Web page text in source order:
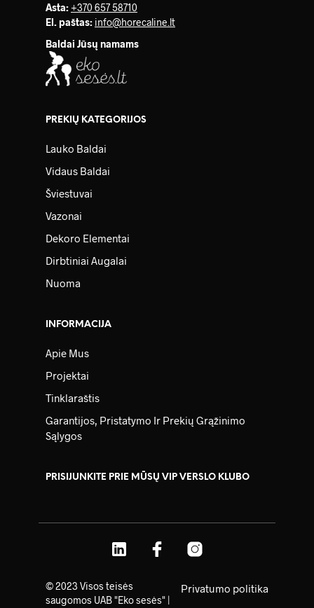
Asta: +370 657 58710
El. paštas: info@horecaline.lt
Baldai Jūsų namams
PREKIŲ KATEGORIJOS
Lauko Baldai
Vidaus Baldai
Šviestuvai
Vazonai
Dekoro Elementai
Dirbtiniai Augalai
Nuoma
INFORMACIJA
Apie Mus
Projektai
Tinklaraštis
Garantijos, Pristatymo Ir Prekių Grąžinimo
Sąlygos
PRISIJUNKITE PRIE MŪSŲ VIP VERSLO KLUBO
Privatumo politika
© 2023 Visos teisės
saugomos UAB "Eko sesės" |